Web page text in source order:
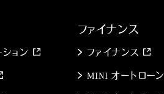
ョン
ファイナンス
ファイナンス
MINI オートローン